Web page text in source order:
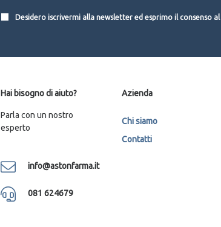
Desidero iscrivermi alla newsletter ed esprimo il consenso al
Hai bisogno di aiuto?
Parla con un nostro
esperto
info@astonfarma.it
081 624679
Azienda
Chi siamo
Contatti